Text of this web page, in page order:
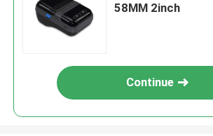
58MM 2inch
Continue